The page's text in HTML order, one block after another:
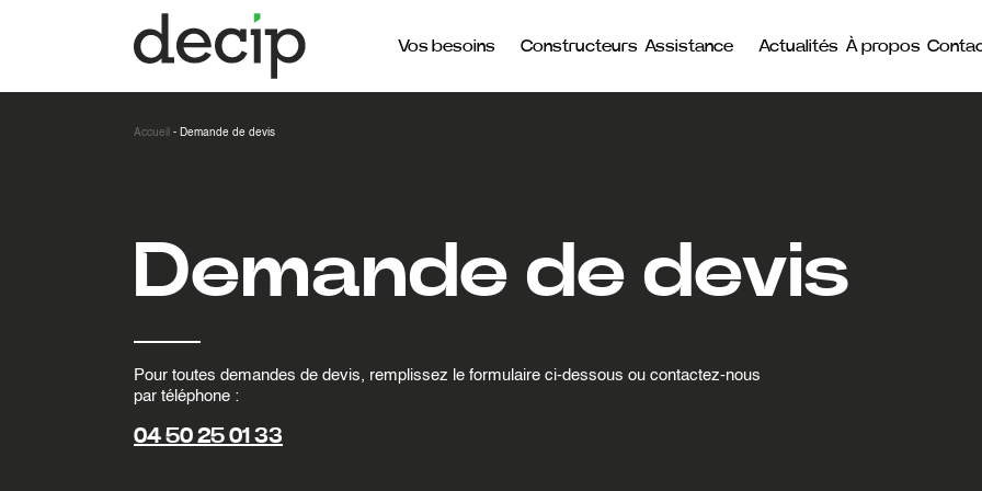
Vos besoins Constructeurs Assistance Actualités À propos
Accueil - Demande de devis
Demande de devis
Pour toutes demandes de devis, remplissez le formulaire ci-dessous ou contactez-nous
par téléphone :
04 50 25 01 33